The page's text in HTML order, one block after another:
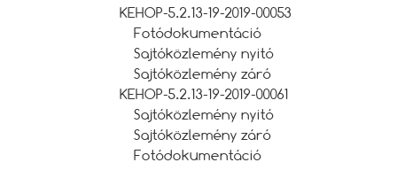
KEHOP-5.2.13-19-2019-00053
Fotódokumentáció
Sajtóközlemény nyitó
Sajtóközlemény záró
KEHOP-5.2.13-19-2019-00061
Sajtóközlemény nyitó
Sajtóközlemény záró
Fotódokumentáció